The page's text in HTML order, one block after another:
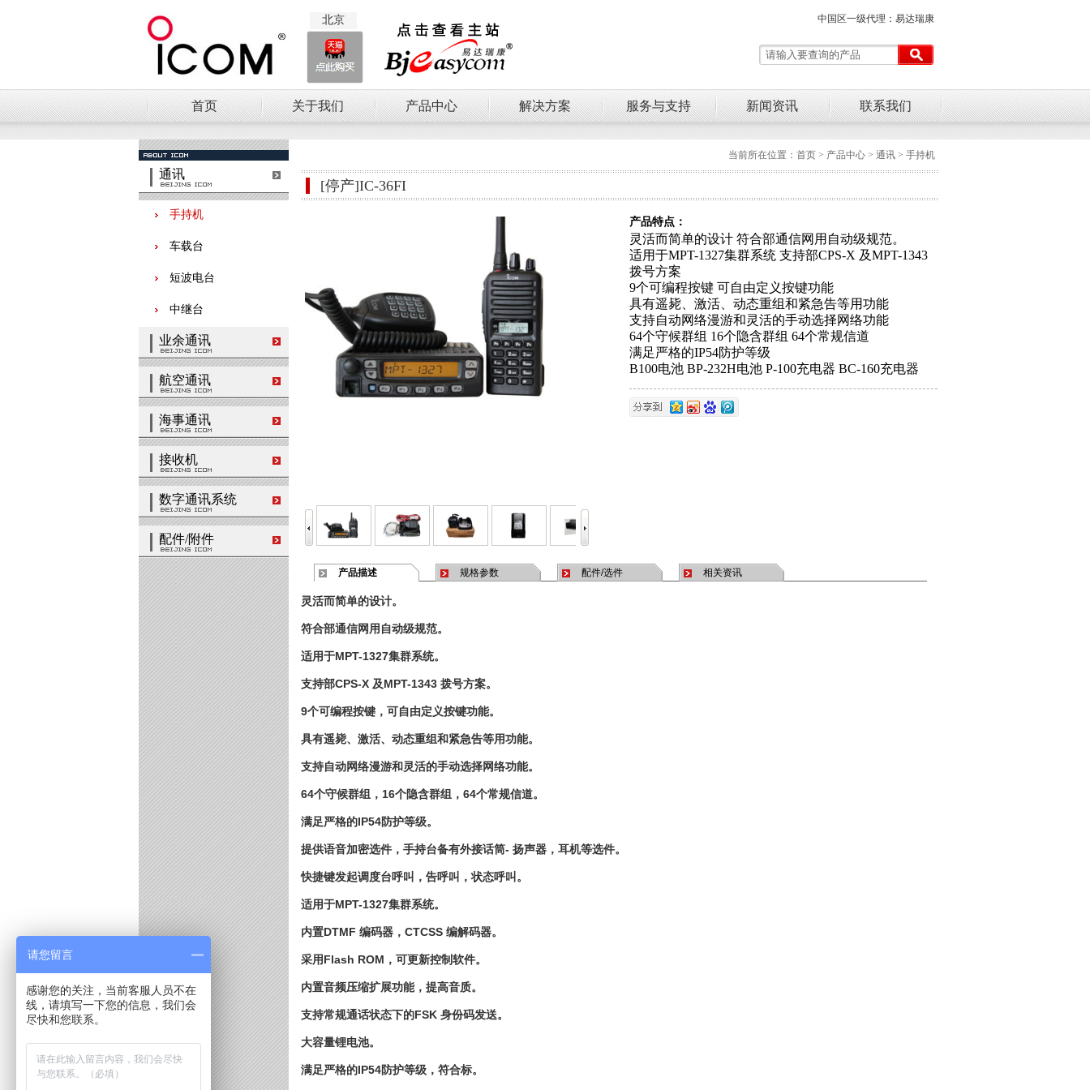
中国区一级代理：易达瑞康
北京
首页 关于我们 产品中心 解决方案 服务与支持 新闻资讯 联系我们
通讯
手持机
车载台
短波电台
中继台
业余通讯
航空通讯
海事通讯
接收机
数字通讯系统
配件/附件
当前所在位置： 首页 > 产品中心 > 通讯 > 手持机
[停产]IC-36FI
产品特点：
灵活而简单的设计 符合部通信网用自动级规范。
适用于MPT-1327集群系统 支持部CPS-X 及MPT-1343
拨号方案
9个可编程按键 可自由定义按键功能
具有遥毙、激活、动态重组和紧急告等用功能
支持自动网络漫游和灵活的手动选择网络功能
64个守候群组 16个隐含群组 64个常规信道
满足严格的IP54防护等级
B100电池 BP-232H电池 P-100充电器 BC-160充电器
产品描述 规格参数 配件/选件 相关资讯
灵活而简单的设计。
符合部通信网用自动级规范。
适用于MPT-1327集群系统。
支持部CPS-X 及MPT-1343 拨号方案。
9个可编程按键，可自由定义按键功能。
具有遥毙、激活、动态重组和紧急告等用功能。
支持自动网络漫游和灵活的手动选择网络功能。
64个守候群组，16个隐含群组，64个常规信道。
满足严格的IP54防护等级。
提供语音加密选件，手持台备有外接话筒- 扬声器，耳机等选件。
快捷键发起调度台呼叫，告呼叫，状态呼叫。
适用于MPT-1327集群系统。
内置DTMF 编码器，CTCSS 编解码器。
采用Flash ROM，可更新控制软件。
内置音频压缩扩展功能，提高音质。
支持常规通话状态下的FSK 身份码发送。
大容量锂电池。
满足严格的IP54防护等级，符合标。
请您留言
感谢您的关注，当前客服人员不在
线，请填写一下您的信息，我们会
尽快和您联系。